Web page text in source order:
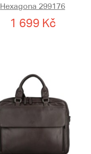
Hexagona 299176
1 699 Kč